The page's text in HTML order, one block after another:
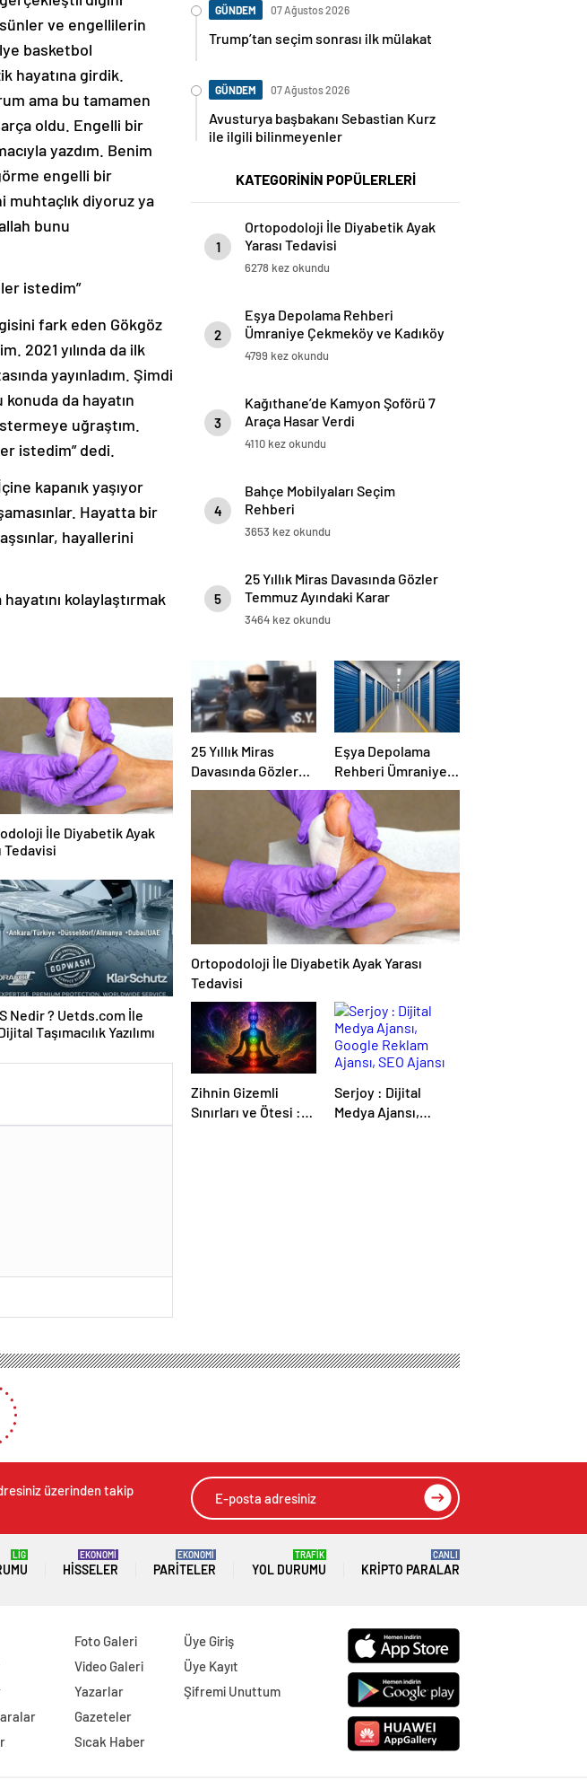
ve engellilerin
basketbol
hayatına girdik.
ama bu tamamen
oldu. Engelli bir
yazdım. Benim
engelli bir
muhtaçlık diyoruz ya
bunu
istedim”
fark eden Gökgöz
2021 yılında da ilk
yayınladım. Şimdi
da hayatın
uğraştım.
istedim” dedi.
kapanık yaşıyor
Hayatta bir
hayallerini
kolaylaştırmak
İle Diyabetik Ayak
Tedavisi
Nedir ? Uetds.com İle
Taşımacılık Yazılımı
GÜNDEM 07 Ağustos 2026
Trump’tan seçim sonrası ilk mülakat
GÜNDEM 07 Ağustos 2026
Avusturya başbakanı Sebastian Kurz
ile ilgili bilinmeyenler
KATEGORİNİN POPÜLERLERİ
1
Ortopodoloji İle Diyabetik Ayak
Yarası Tedavisi
6278 kez okundu
2
Eşya Depolama Rehberi
Ümraniye Çekmeköy ve Kadıköy
4799 kez okundu
3
Kağıthane’de Kamyon Şoförü 7
Araça Hasar Verdi
4110 kez okundu
4
Bahçe Mobilyaları Seçim
Rehberi
3653 kez okundu
5
25 Yıllık Miras Davasında Gözler
Temmuz Ayındaki Karar
Duruşmasına Çevrildi
3464 kez okundu
25 Yıllık Miras
Davasında Gözler
Temmuz Ayındaki
Karar Duruşmasına
Eşya Depolama
Rehberi Ümraniye
Çekmeköy ve
Kadıköy
Ortopodoloji İle Diyabetik Ayak Yarası
Tedavisi
Zihnin Gizemli
Sınırları ve Ötesi :
Serjoy : Dijital
Medya Ajansı,
üzerinden takip
LİG
HISSELER
EKONOMİ
PARITELER
EKONOMİ
YOL DURUMU
TRAFİK
KRIPTO PARALAR
CANLI
Foto Galeri
Video Galeri
Yazarlar
Gazeteler
Sıcak Haber
Üye Giriş
Üye Kayıt
Şifremi Unuttum